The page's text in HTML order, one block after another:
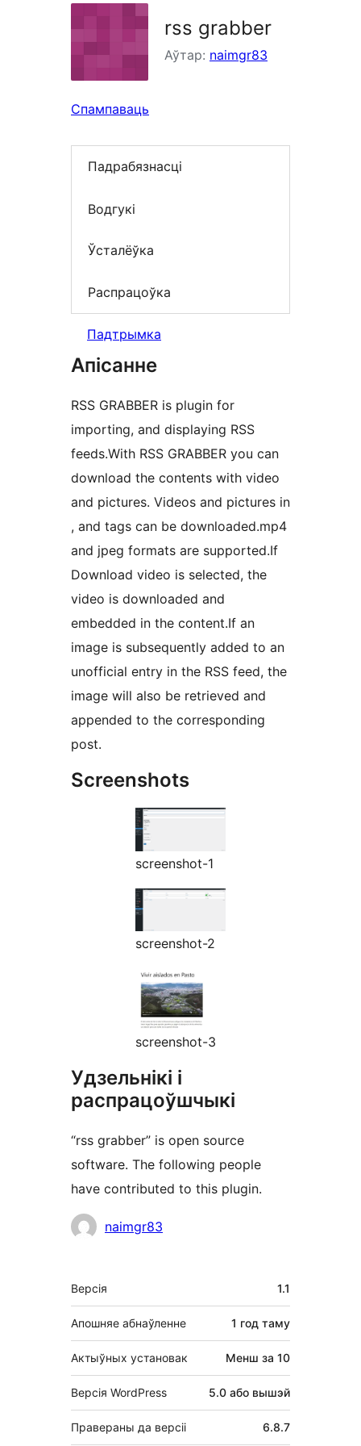
rss grabber
Аўтар: naimgr83
Спампаваць
Падрабязнасці
Водгукі
Ўсталёўка
Распрацоўка
Падтрымка
Апісанне
RSS GRABBER is plugin for
importing, and displaying RSS
feeds.With RSS GRABBER you can
download the contents with video
and pictures. Videos and pictures in
, and tags can be downloaded.mp4
and jpeg formats are supported.If
Download video is selected, the
video is downloaded and
embedded in the content.If an
image is subsequently added to an
unofficial entry in the RSS feed, the
image will also be retrieved and
appended to the corresponding
post.
Screenshots
screenshot-1
screenshot-2
screenshot-3
Удзельнікі і
распрацоўшчыкі
“rss grabber” is open source
software. The following people
have contributed to this plugin.
Удзельнікіnaimgr83
Мета
Версія 1.1
Апошняе абнаўленне 1 год таму
Актыўных установак Менш за 10
Версія WordPress 5.0 або вышэй
Правераны да версіі 6.8.7